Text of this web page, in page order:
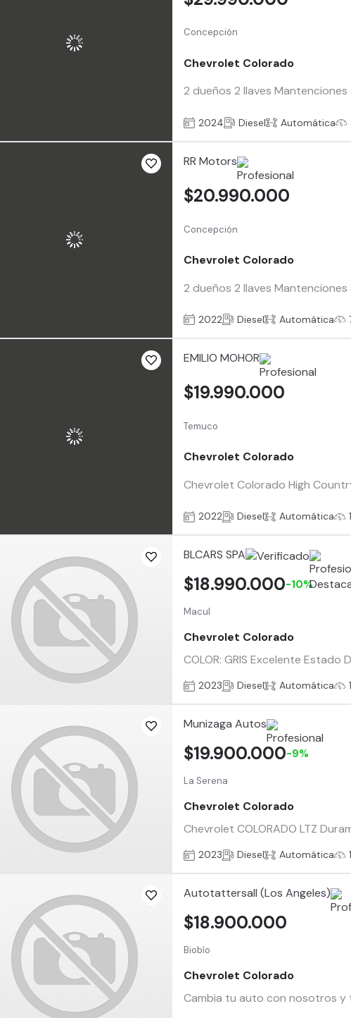
Concepción
Chevrolet Colorado
2 dueños 2 llaves
2024 Diesel Automática
RR Motors
Concepción
Chevrolet Colorado
2 dueños 2 llaves
$20.990.000
2022 Diesel Automática
EMILIO MOHOR
Temuco
Chevrolet Colorado
Chevrolet Colorado High
$19.990.000
2022 Diesel Automática
BLCARS SPA
Macul
Chevrolet Colorado
COLOR: GRIS Excelente
$18.990.000-10%
2023 Diesel Automática
Munizaga Autos
La Serena
Chevrolet Colorado
Chevrolet COLORADO LTZ
$19.900.000-9%
2023 Diesel Automática
Autotattersall (Los Angeles)
Biobío
Chevrolet Colorado
Cambia tu auto con nosotros y
$18.900.000